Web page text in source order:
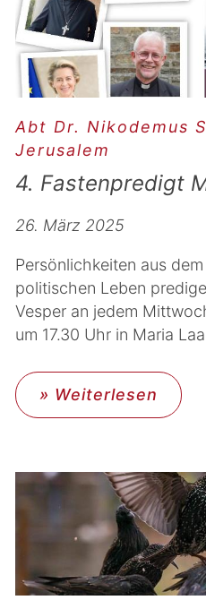
Abt Dr. Nikodemus
Jerusalem
4. Fastenpredigt
26. März 2025
Persönlichkeiten aus
politischen Leben
Vesper an jedem
um 17.30 Uhr in Maria
» Weiterlesen